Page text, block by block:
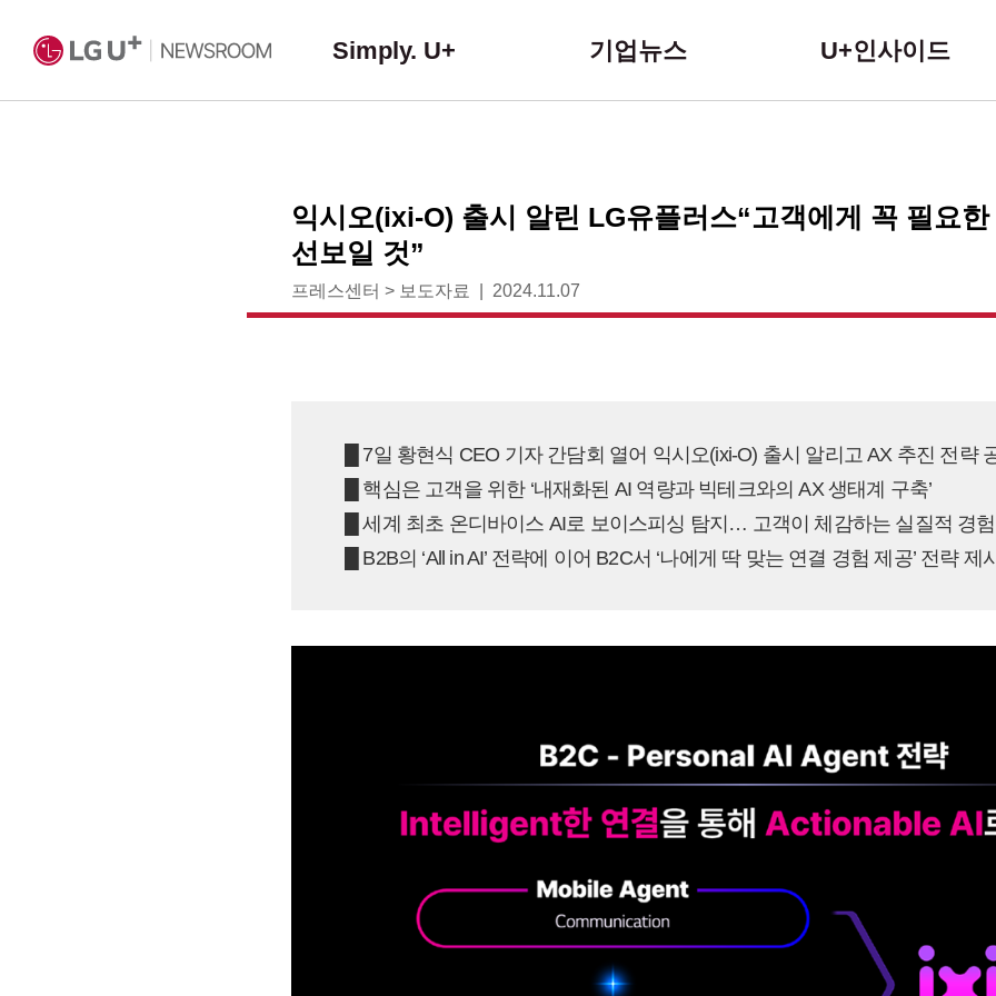
Simply. U+ 기업뉴스 U+인사이드
익시오(ixi-O) 출시 알린 LG유플러스“고객에게 꼭 필요
선보일 것”
프레스센터 > 보도자료 2024.11.07
█ 7일 황현식 CEO 기자 간담회 열어 익시오(ixi-O) 출시 알리고 AX 추진 전략
█ 핵심은 고객을 위한 ‘내재화된 AI 역량과 빅테크와의 AX 생태계 구축’
█ 세계 최초 온디바이스 AI로 보이스피싱 탐지… 고객이 체감하는 실질적 경
█ B2B의 ‘All in AI’ 전략에 이어 B2C서 ‘나에게 딱 맞는 연결 경험 제공’ 전략 제